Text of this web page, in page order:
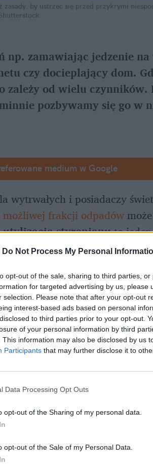
Do Not Process My Personal
opt-out of the sale, sharing to third parties,
for targeted advertising by us, please
selection. Please note that after your opt-out
interest-based ads based on personal
to third parties prior to your opt-out.
of your personal information by third
This information may also be disclosed by us
Participants that may further disclose it to
Data Processing Opt Outs
opt-out of the Sharing of my personal data.
opt-out of the Sale of my Personal Data.
zasady, by ustrzec się przed przykrymi
np. zamawiając jedzenie na
czy docieplający dom.
od wielu czynników.
pozbywamy się go w
medium w Google
wytrwałych i posiadaczy
możliwej frakcji odpadów
utylizacja styropianu to